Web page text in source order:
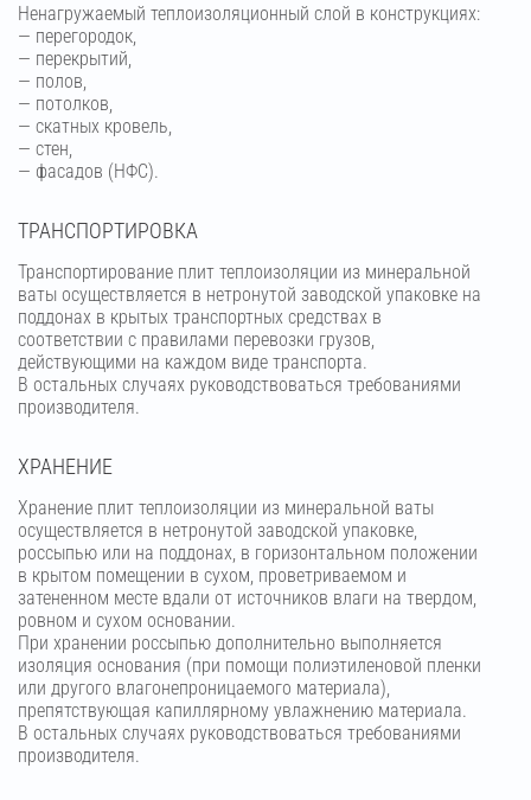
Ненагружаемый теплоизоляционный слой в конструкциях:
— перегородок,
— перекрытий,
— полов,
— потолков,
— скатных кровель,
— стен,
— фасадов (НФС).
ТРАНСПОРТИРОВКА
Транспортирование плит теплоизоляции из минеральной
ваты осуществляется в нетронутой заводской упаковке на
поддонах в крытых транспортных средствах в
соответствии с правилами перевозки грузов,
действующими на каждом виде транспорта.
В остальных случаях руководствоваться требованиями
производителя.
ХРАНЕНИЕ
Хранение плит теплоизоляции из минеральной ваты
осуществляется в нетронутой заводской упаковке,
россыпью или на поддонах, в горизонтальном положении
в крытом помещении в сухом, проветриваемом и
затененном месте вдали от источников влаги на твердом,
ровном и сухом основании.
При хранении россыпью дополнительно выполняется
изоляция основания (при помощи полиэтиленовой пленки
или другого влагонепроницаемого материала),
препятствующая капиллярному увлажнению материала.
В остальных случаях руководствоваться требованиями
производителя.